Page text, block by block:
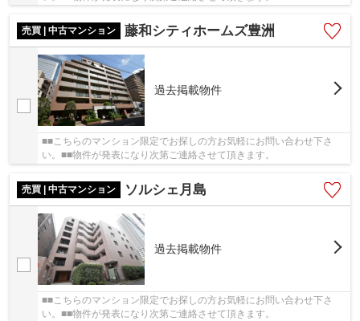
売買 | 中古マンション 藤和シティホームズ豊洲
過去掲載物件
■■こちらのマンション限定でお探しの方お気軽にお問い合わせ下さ
い。■■物件が発表になり次第ご連絡させて頂きます。
売買 | 中古マンション ソルシェ月島
過去掲載物件
■■こちらのマンション限定でお探しの方お気軽にお問い合わせ下さ
い。■■物件が発表になり次第ご連絡させて頂きます。